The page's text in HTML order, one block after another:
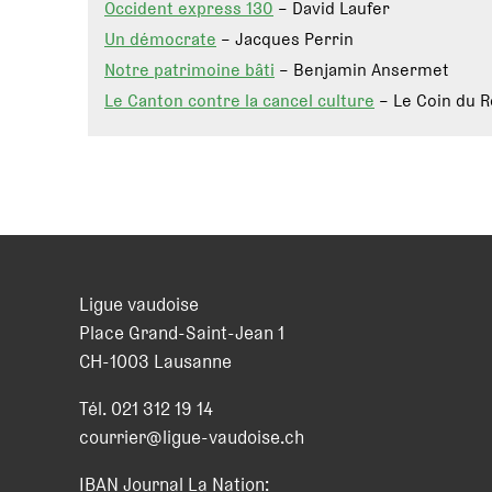
Occident express 130 – David Laufer
Un démocrate – Jacques Perrin
Notre patrimoine bâti – Benjamin Ansermet
Le Canton contre la cancel culture – Le Coin du
Ligue vaudoise
Place Grand-Saint-Jean 1
CH-1003 Lausanne
Tél.021 312 19 14
courrier@ligue-vaudoise.ch
IBAN Journal La Nation: